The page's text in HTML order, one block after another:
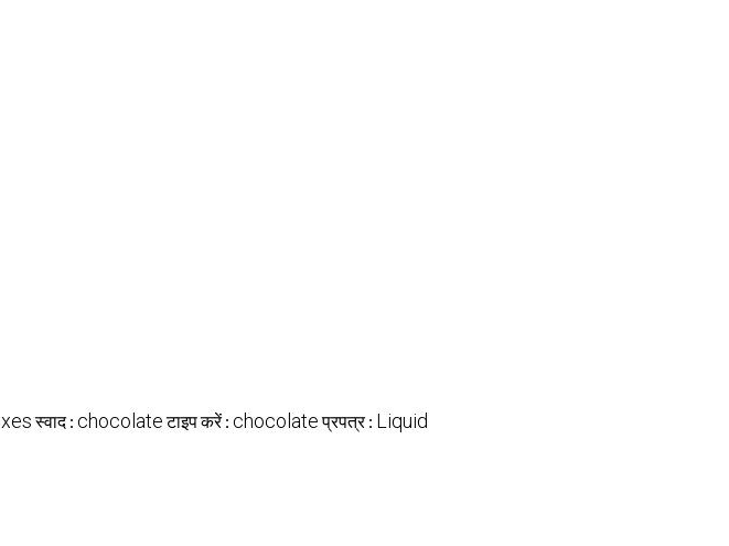
स्वाद : chocolate टाइप करें : chocolate प्रपत्र : Liquid